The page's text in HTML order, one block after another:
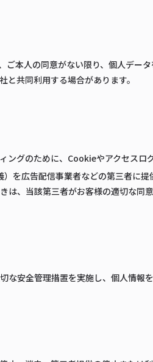
本人の同意がない限り、個人デー
共同利用する場合があります。
グのために、Cookieやアクセスロ
を広告配信事業者などの第三者に提
は、当該第三者がお客様の適切な同
安全管理措置を実施し、個人情報